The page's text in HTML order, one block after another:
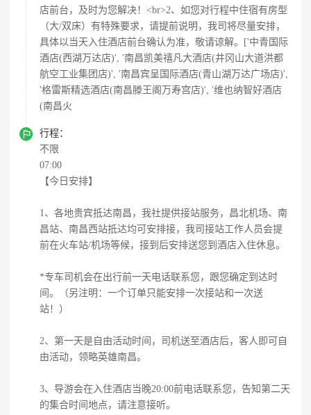
店前台，及时为您解决！<br>2、如您对行程中住宿有房型
（大/双床）有特殊要求，请提前说明，我司将尽量安排，
具体以当天入住酒店前台确认为准，敬请谅解。['中青国际
酒店(西湖万达店)', '南昌凯美禧凡大酒店(井冈山大道洪都
航空工业集团店)', '南昌宾呈国际酒店(青山湖万达广场店)',
'格雷斯精选酒店(南昌滕王阁万寿宫店)', '维也纳智好酒店
(南昌火

行程：
不限
07:00
【今日安排】
1、各地贵宾抵达南昌，我社提供接站服务，昌北机场、南
昌站、南昌西站抵达均可安排接，我司接站工作人员会提
前在火车站/机场等候，接到后安排送您到酒店入住休息。
*专车司机会在出行前一天电话联系您，跟您确定到达时
间。（另注明：一个订单只能安排一次接站和一次送
站！）
2、第一天是自由活动时间，司机送至酒店后，客人即可自
由活动，领略英雄南昌。
3、导游会在入住酒店当晚20:00前电话联系您，告知第二天
的集合时间地点，请注意接听。